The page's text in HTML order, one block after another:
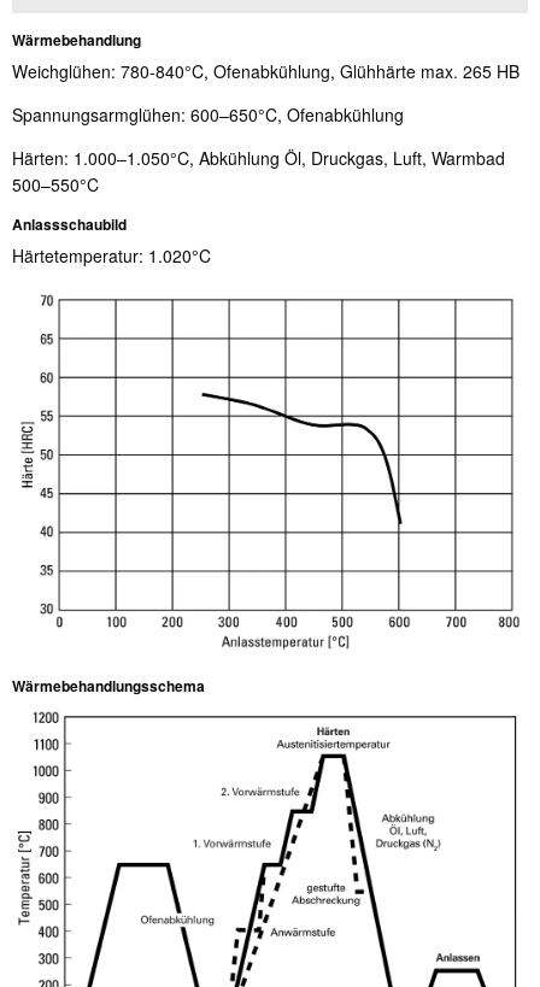
Wärmebehandlung
Weichglühen: 780-840°C, Ofenabkühlung, Glühhärte max. 265 HB
Spannungsarmglühen: 600–650°C, Ofenabkühlung
Härten: 1.000–1.050°C, Abkühlung Öl, Druckgas, Luft, Warmbad
500–550°C
Anlassschaubild
Härtetemperatur: 1.020°C
Wärmebehandlungsschema